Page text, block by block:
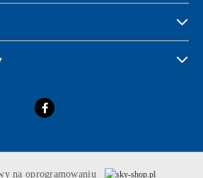
na oprogramowaniu